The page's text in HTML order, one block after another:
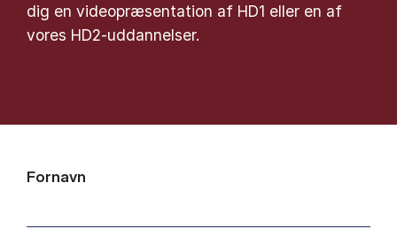
dig en videopræsentation af HD1 eller en af
vores HD2-uddannelser.
Fornavn